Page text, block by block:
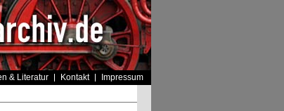
& Literatur Kontakt Impressum